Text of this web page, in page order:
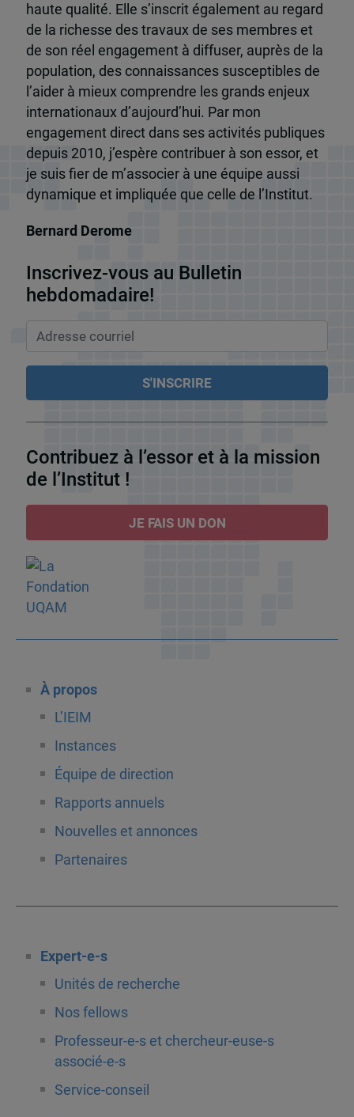
haute qualité. Elle s’inscrit également au regard
de la richesse des travaux de ses membres et
de son réel engagement à diffuser, auprès de la
population, des connaissances susceptibles de
l’aider à mieux comprendre les grands enjeux
internationaux d’aujourd’hui. Par mon
engagement direct dans ses activités publiques
depuis 2010, j’espère contribuer à son essor, et
je suis fier de m’associer à une équipe aussi
dynamique et impliquée que celle de l’Institut.
Bernard Derome
Inscrivez-vous au Bulletin
hebdomadaire!
Contribuez à l’essor et à la mission
de l’Institut !
JE FAIS UN DON
À propos
L’IEIM
Instances
Équipe de direction
Rapports annuels
Nouvelles et annonces
Partenaires
Expert-e-s
Unités de recherche
Nos fellows
Professeur-e-s et chercheur-euse-s
associé-e-s
Service-conseil